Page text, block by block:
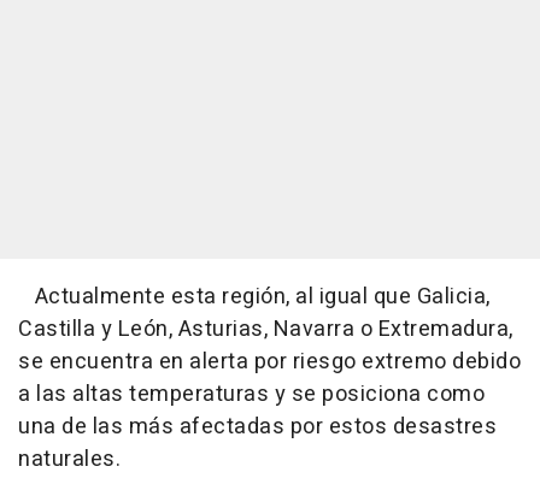
Actualmente esta región, al igual que Galicia,
Castilla y León, Asturias, Navarra o Extremadura,
se encuentra en alerta por riesgo extremo debido
a las altas temperaturas y se posiciona como
una de las más afectadas por estos desastres
naturales.